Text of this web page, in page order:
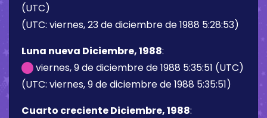
(UTC)
(UTC: viernes, 23 de diciembre de 1988 5:28:53)
Luna nueva Diciembre, 1988:
viernes, 9 de diciembre de 1988 5:35:51 (UTC)
(UTC: viernes, 9 de diciembre de 1988 5:35:51)
Cuarto creciente Diciembre, 1988: